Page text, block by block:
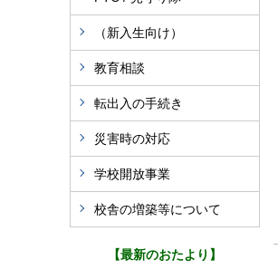
（新入生向け）
教育相談
転出入の手続き
災害時の対応
学校開放事業
校舎の増築等について
【最新のおたより】